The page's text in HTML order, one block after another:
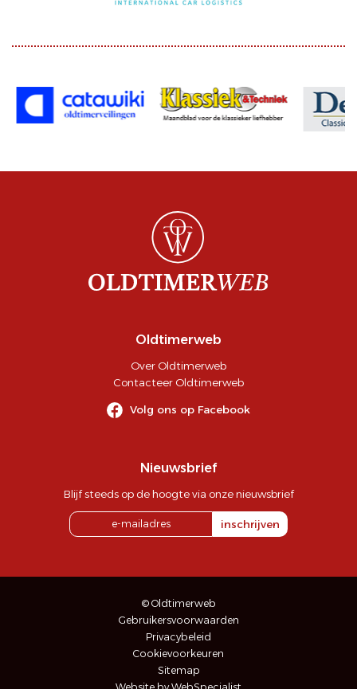
Oldtimerweb
Over Oldtimerweb
Contacteer Oldtimerweb
Volg ons op Facebook
Nieuwsbrief
Blijf steeds op de hoogte via onze nieuwsbrief
inschrijven
© Oldtimerweb
Gebruikersvoorwaarden
Privacybeleid
Cookievoorkeuren
Sitemap
Website by WebSpecialist